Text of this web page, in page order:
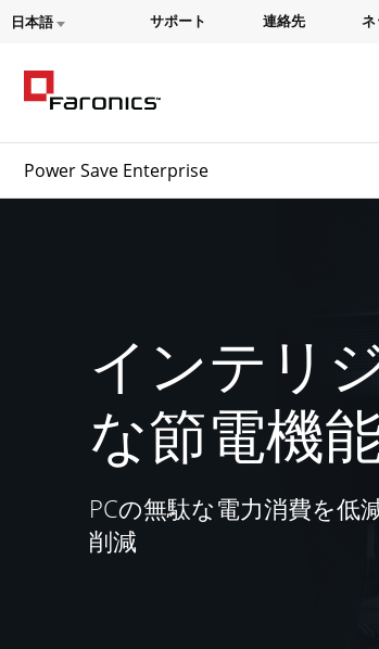
日本語 サポート 連絡先 ネ
Power Save Enterprise
インテリ
な節電機
PCの無駄な電力消費を低
削減